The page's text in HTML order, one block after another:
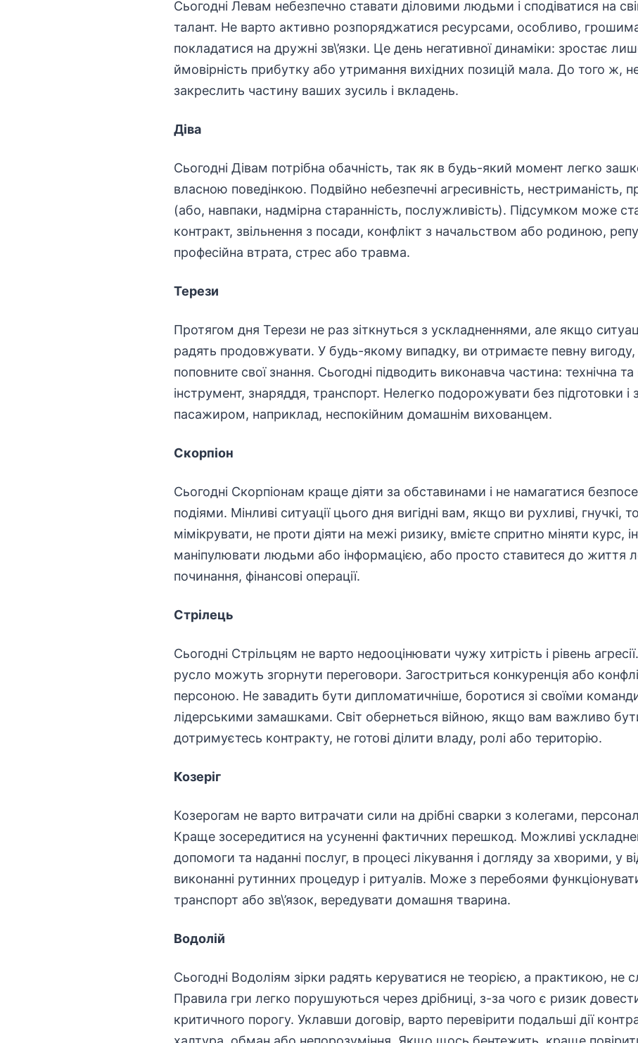
Сьогодні Левам небезпечно ставати діловими людьми і сподіватися на
талант. Не варто активно розпоряджатися ресурсами, особливо,
покладатися на дружні зв\’язки. Це день негативної динаміки: зростає
ймовірність прибутку або утримання вихідних позицій мала. До того ж,
закреслить частину ваших зусиль і вкладень.
Діва
Сьогодні Дівам потрібна обачність, так як в будь-який момент легко
власною поведінкою. Подвійно небезпечні агресивність, нестриманість,
(або, навпаки, надмірна старанність, послужливість). Підсумком може
контракт, звільнення з посади, конфлікт з начальством або родиною,
професійна втрата, стрес або травма.
Терези
Протягом дня Терези не раз зіткнуться з ускладненнями, але якщо
радять продовжувати. У будь-якому випадку, ви отримаєте певну
поповните свої знання. Сьогодні підводить виконавча частина: технічна
інструмент, знаряддя, транспорт. Нелегко подорожувати без підготовки
пасажиром, наприклад, неспокійним домашнім вихованцем.
Скорпіон
Сьогодні Скорпіонам краще діяти за обставинами і не намагатися
подіями. Мінливі ситуації цього дня вигідні вам, якщо ви рухливі, гнучкі,
мімікрувати, не проти діяти на межі ризику, вмієте спритно міняти курс,
маніпулювати людьми або інформацією, або просто ставитеся до життя
починання, фінансові операції.
Стрілець
Сьогодні Стрільцям не варто недооцінювати чужу хитрість і рівень
русло можуть згорнути переговори. Загостриться конкуренція або
персоною. Не завадить бути дипломатичніше, боротися зі своїми
лідерськими замашками. Світ обернеться війною, якщо вам важливо
дотримуєтесь контракту, не готові ділити владу, ролі або територію.
Козеріг
Козерогам не варто витрачати сили на дрібні сварки з колегами,
Краще зосередитися на усуненні фактичних перешкод. Можливі
допомоги та наданні послуг, в процесі лікування і догляду за хворими, у
виконанні рутинних процедур і ритуалів. Може з перебоями
транспорт або зв\’язок, вередувати домашня тварина.
Водолій
Сьогодні Водоліям зірки радять керуватися не теорією, а практикою, не
Правила гри легко порушуються через дрібниці, з-за чого є ризик
критичного порогу. Уклавши договір, варто перевірити подальші дії